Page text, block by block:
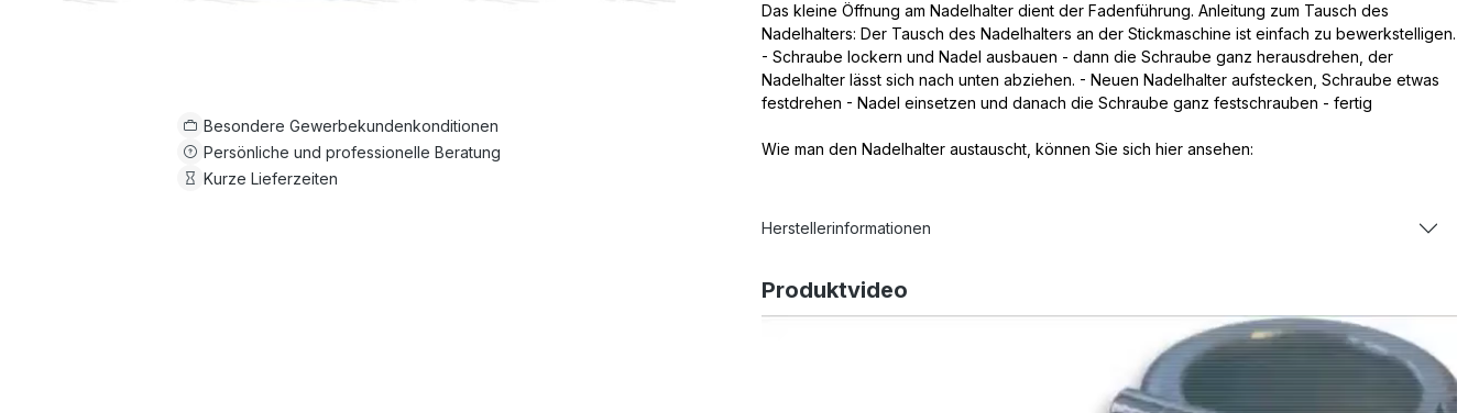
Besondere Gewerbekundenkonditionen
Persönliche und professionelle Beratung
Kurze Lieferzeiten
Das kleine Öffnung am Nadelhalter dient der Fadenführung. Anleitung zum Tausch des
Nadelhalters: Der Tausch des Nadelhalters an der Stickmaschine ist einfach zu bewerkstelligen.
- Schraube lockern und Nadel ausbauen - dann die Schraube ganz herausdrehen, der
Nadelhalter lässt sich nach unten abziehen. - Neuen Nadelhalter aufstecken, Schraube etwas
festdrehen - Nadel einsetzen und danach die Schraube ganz festschrauben - fertig
Wie man den Nadelhalter austauscht, können Sie sich hier ansehen:
Herstellerinformationen
Produktvideo